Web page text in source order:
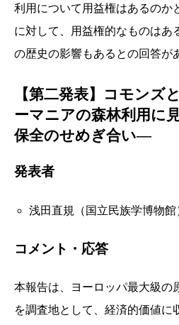
利用について用益権はあるのか
に対して、用益権的なものはあ
の歴史の影響もあるとの回答が
【第二発表】コモンズ
ーマニアの森林利用に
保全のせめぎ合い―
発表者
浅田直規（国立民族学博物館
コメント・応答
本報告は、ヨーロッパ最大級の
を調査地として、経済的価値に